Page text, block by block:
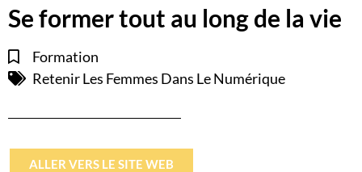
Se former tout au long de la vie
Formation
Retenir Les Femmes Dans Le Numérique
ALLER VERS LE SITE WEB